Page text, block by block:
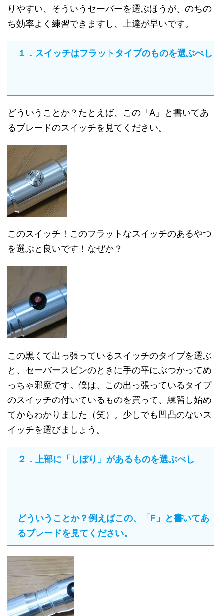
りやすい、そういうセーバーを選ぶほうが、のちの
ち効率よく練習できますし、上達が早いです。
１．スイッチはフラットタイプのものを選ぶべし
どういうことか？たとえば、この「A」と書いてあ
るブレードのスイッチを見てください。
このスイッチ！このフラットなスイッチのあるやつ
を選ぶと良いです！なぜか？
この黒くて出っ張っているスイッチのタイプを選ぶ
と、セーバースピンのときに手の平にぶつかってめ
っちゃ邪魔です。僕は、この出っ張っているタイプ
のスイッチの付いているものを買って、練習し始め
てからわかりました（笑）。少しでも凹凸のないス
イッチを選びましょう。
２．上部に「しぼり」があるものを選ぶべし
どういうことか？例えばこの、「F」と書いてあ
るブレードを見てください。